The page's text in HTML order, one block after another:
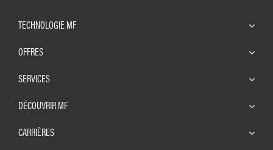
TECHNOLOGIE MF
OFFRES
SERVICES
DÉCOUVRIR MF
CARRIÈRES